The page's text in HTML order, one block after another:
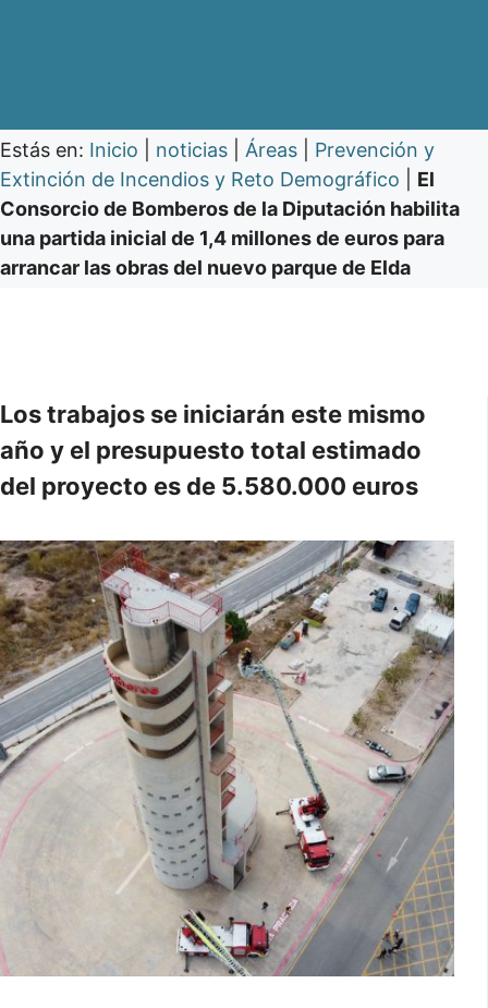
Estás en: Inicio noticias Áreas
Prevención y
Extinción de Incendios y Reto Demográfico
El
Consorcio de Bomberos de la Diputación habilita
una partida inicial de 1,4 millones de euros para
arrancar las obras del nuevo parque de Elda
Los trabajos se iniciarán este mismo
año y el presupuesto total estimado
del proyecto es de 5.580.000 euros